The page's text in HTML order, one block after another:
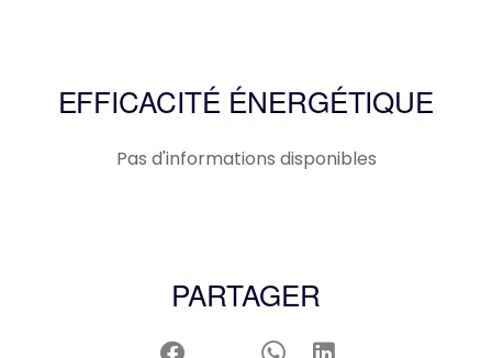
EFFICACITÉ ÉNERGÉTIQUE
Pas d'informations disponibles
PARTAGER